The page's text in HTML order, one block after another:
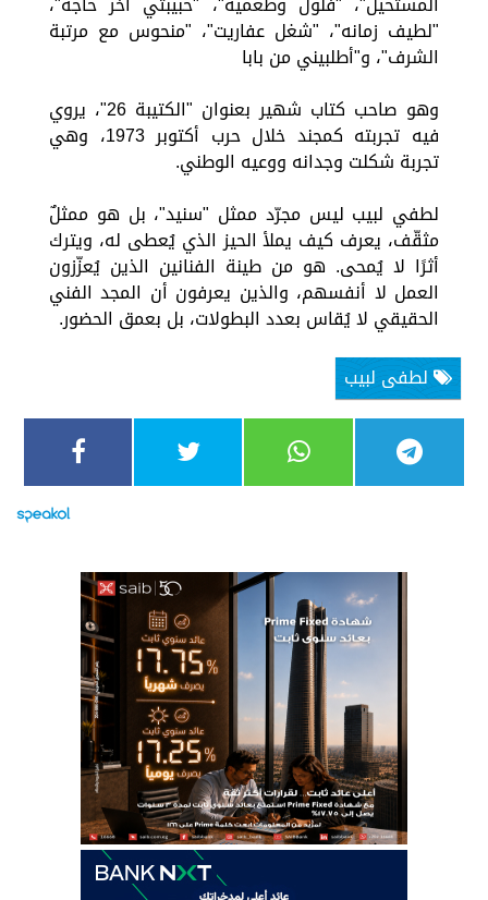
"لطيف زمانه"، "شغل عفاريت"، "منحوس مع مرتبة
الشرف"، و"أطلبيني من بابا
وهو صاحب كتاب شهير بعنوان "الكتيبة 26"، يروي
فيه تجربته كمجند خلال حرب أكتوبر 1973، وهي
تجربة شكلت وجدانه ووعيه الوطني.
لطفي لبيب ليس مجرّد ممثل "سنيد"، بل هو ممثلٌ
مثقّف، يعرف كيف يملأ الحيز الذي يُعطى له، ويترك
أثرًا لا يُمحى. هو من طينة الفنانين الذين يُعزّزون
العمل لا أنفسهم، والذين يعرفون أن المجد الفني
الحقيقي لا يُقاس بعدد البطولات، بل بعمق الحضور.
لطفى لبيب